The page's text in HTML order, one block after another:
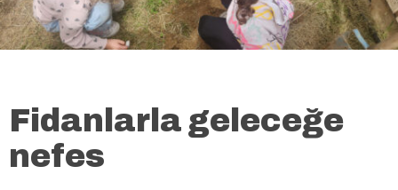
Fidanlarla geleceğe
nefes